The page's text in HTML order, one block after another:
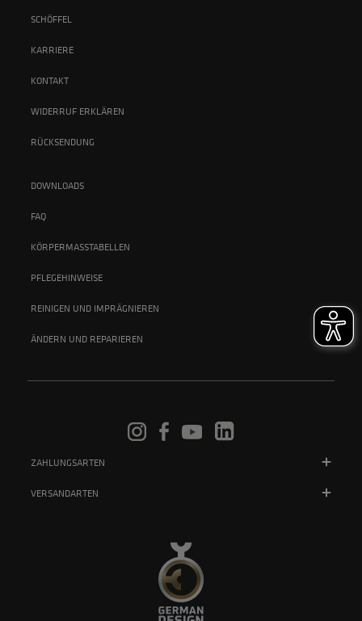
SCHÖFFEL
KARRIERE
KONTAKT
WIDERRUF ERKLÄREN
RÜCKSENDUNG
DOWNLOADS
FAQ
KÖRPERMASSTABELLEN
PFLEGEHINWEISE
REINIGEN UND IMPRÄGNIEREN
ÄNDERN UND REPARIEREN
ZAHLUNGSARTEN
VERSANDARTEN